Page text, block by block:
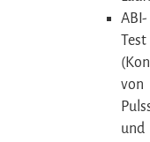
ABI-
Test
von
und